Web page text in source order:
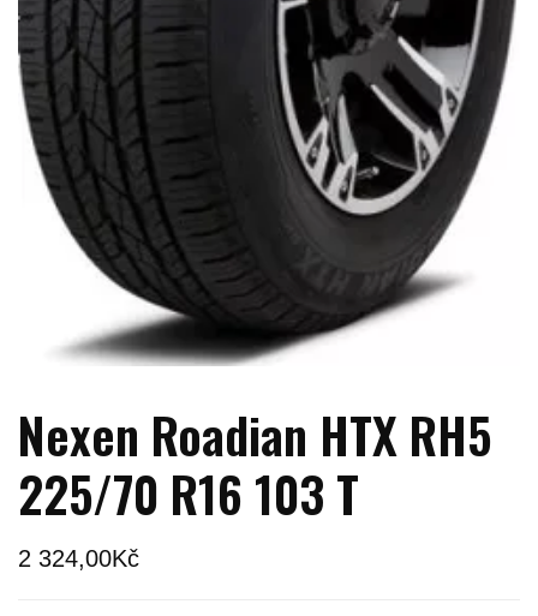
Nexen Roadian HTX RH5
225/70 R16 103 T
2 324,00Kč